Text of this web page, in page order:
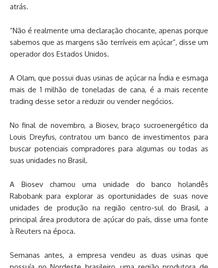
atrás.
“Não é realmente uma declaração chocante, apenas porque
sabemos que as margens são terríveis em açúcar”, disse um
operador dos Estados Unidos.
A Olam, que possui duas usinas de açúcar na Índia e esmaga
mais de 1 milhão de toneladas de cana, é a mais recente
trading desse setor a reduzir ou vender negócios.
No final de novembro, a Biosev, braço sucroenergético da
Louis Dreyfus, contratou um banco de investimentos para
buscar potenciais compradores para algumas ou todas as
suas unidades no Brasil.
A Biosev chamou uma unidade do banco holandês
Rabobank para explorar as oportunidades de suas nove
unidades de produção na região centro-sul do Brasil, a
principal área produtora de açúcar do país, disse uma fonte
à Reuters na época.
Semanas antes, a empresa vendeu as duas usinas que